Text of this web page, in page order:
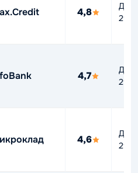
4,8
До
4,7
До
4,6
До